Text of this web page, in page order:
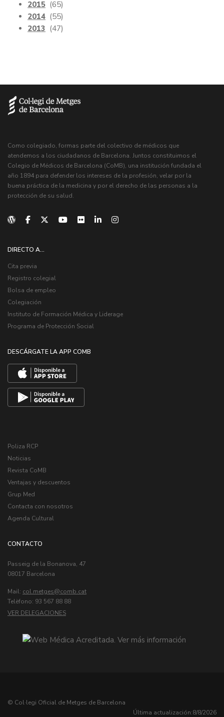
2015 (65)
2014 (55)
2013 (47)
Como colegiado, formas parte del colectivo de médicos que
atendemos a los ciudadanos de Barcelona. Juntos constituimos el
Colegio de Médicos de Barcelona (CoMB), una institución fundada el
año 1894 para defender los intereses de la profesión, velar por la
buena práctica de la medicina y por el derecho de las personas a la
protección de su salud.
DIRECTO A...
Cita previa
Registro colegial
Bolsa de empleo
Colegiación
Instituto de Formación Médica y Liderage
Programa de Protección Social
DESCÁRGATE LA APP COMB
Poliza RCP
Noticias
Revista CoMB
Ventajas y descuentos
Grup Med
Contacta con nosotros
Agenda Cultural
CONTACTO
Passeig de la Bonanova, 47
08017 Barcelona
Mail: col.metges
Telèfono: 93 567 88 88
VER DELEGACIONES
© Col·legi Oficial de Metges de Barcelona
Última actualización:8/8/2026